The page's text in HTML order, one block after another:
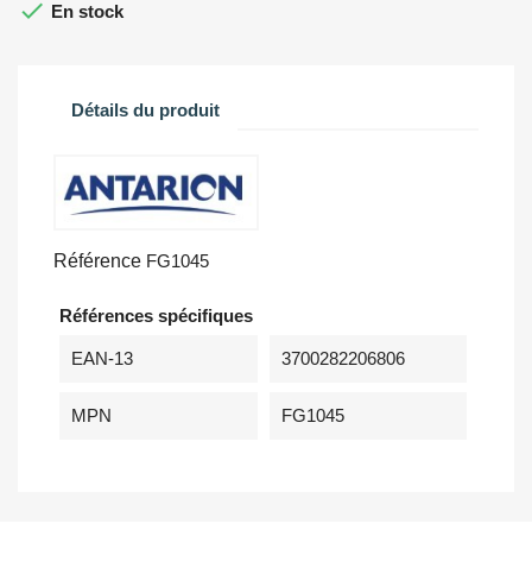
 En stock
Détails du produit
Référence FG1045
Références spécifiques
EAN-13 3700282206806
MPN FG1045